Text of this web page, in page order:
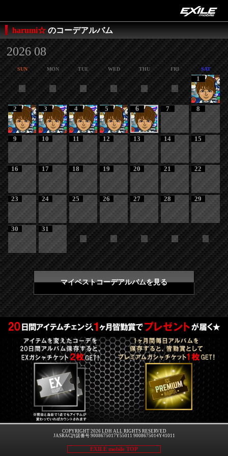
harumi☆ のコーデアルバム
2026 08
SUN MON TUE WED THU FRI SAT
1
2 3 4 5 6 7 8
9 10 11 12 13 14 15
16 17 18 19 20 21 22
23 24 25 26 27 28 29
30 31
マイベストコーデアルバムを見る
COPYRIGHT 2026 LDH ALL RIGHTS RESERVED
JASRAC許諾番号 9008675017Y55011 9008675014Y41011
EXILE mobile TOP